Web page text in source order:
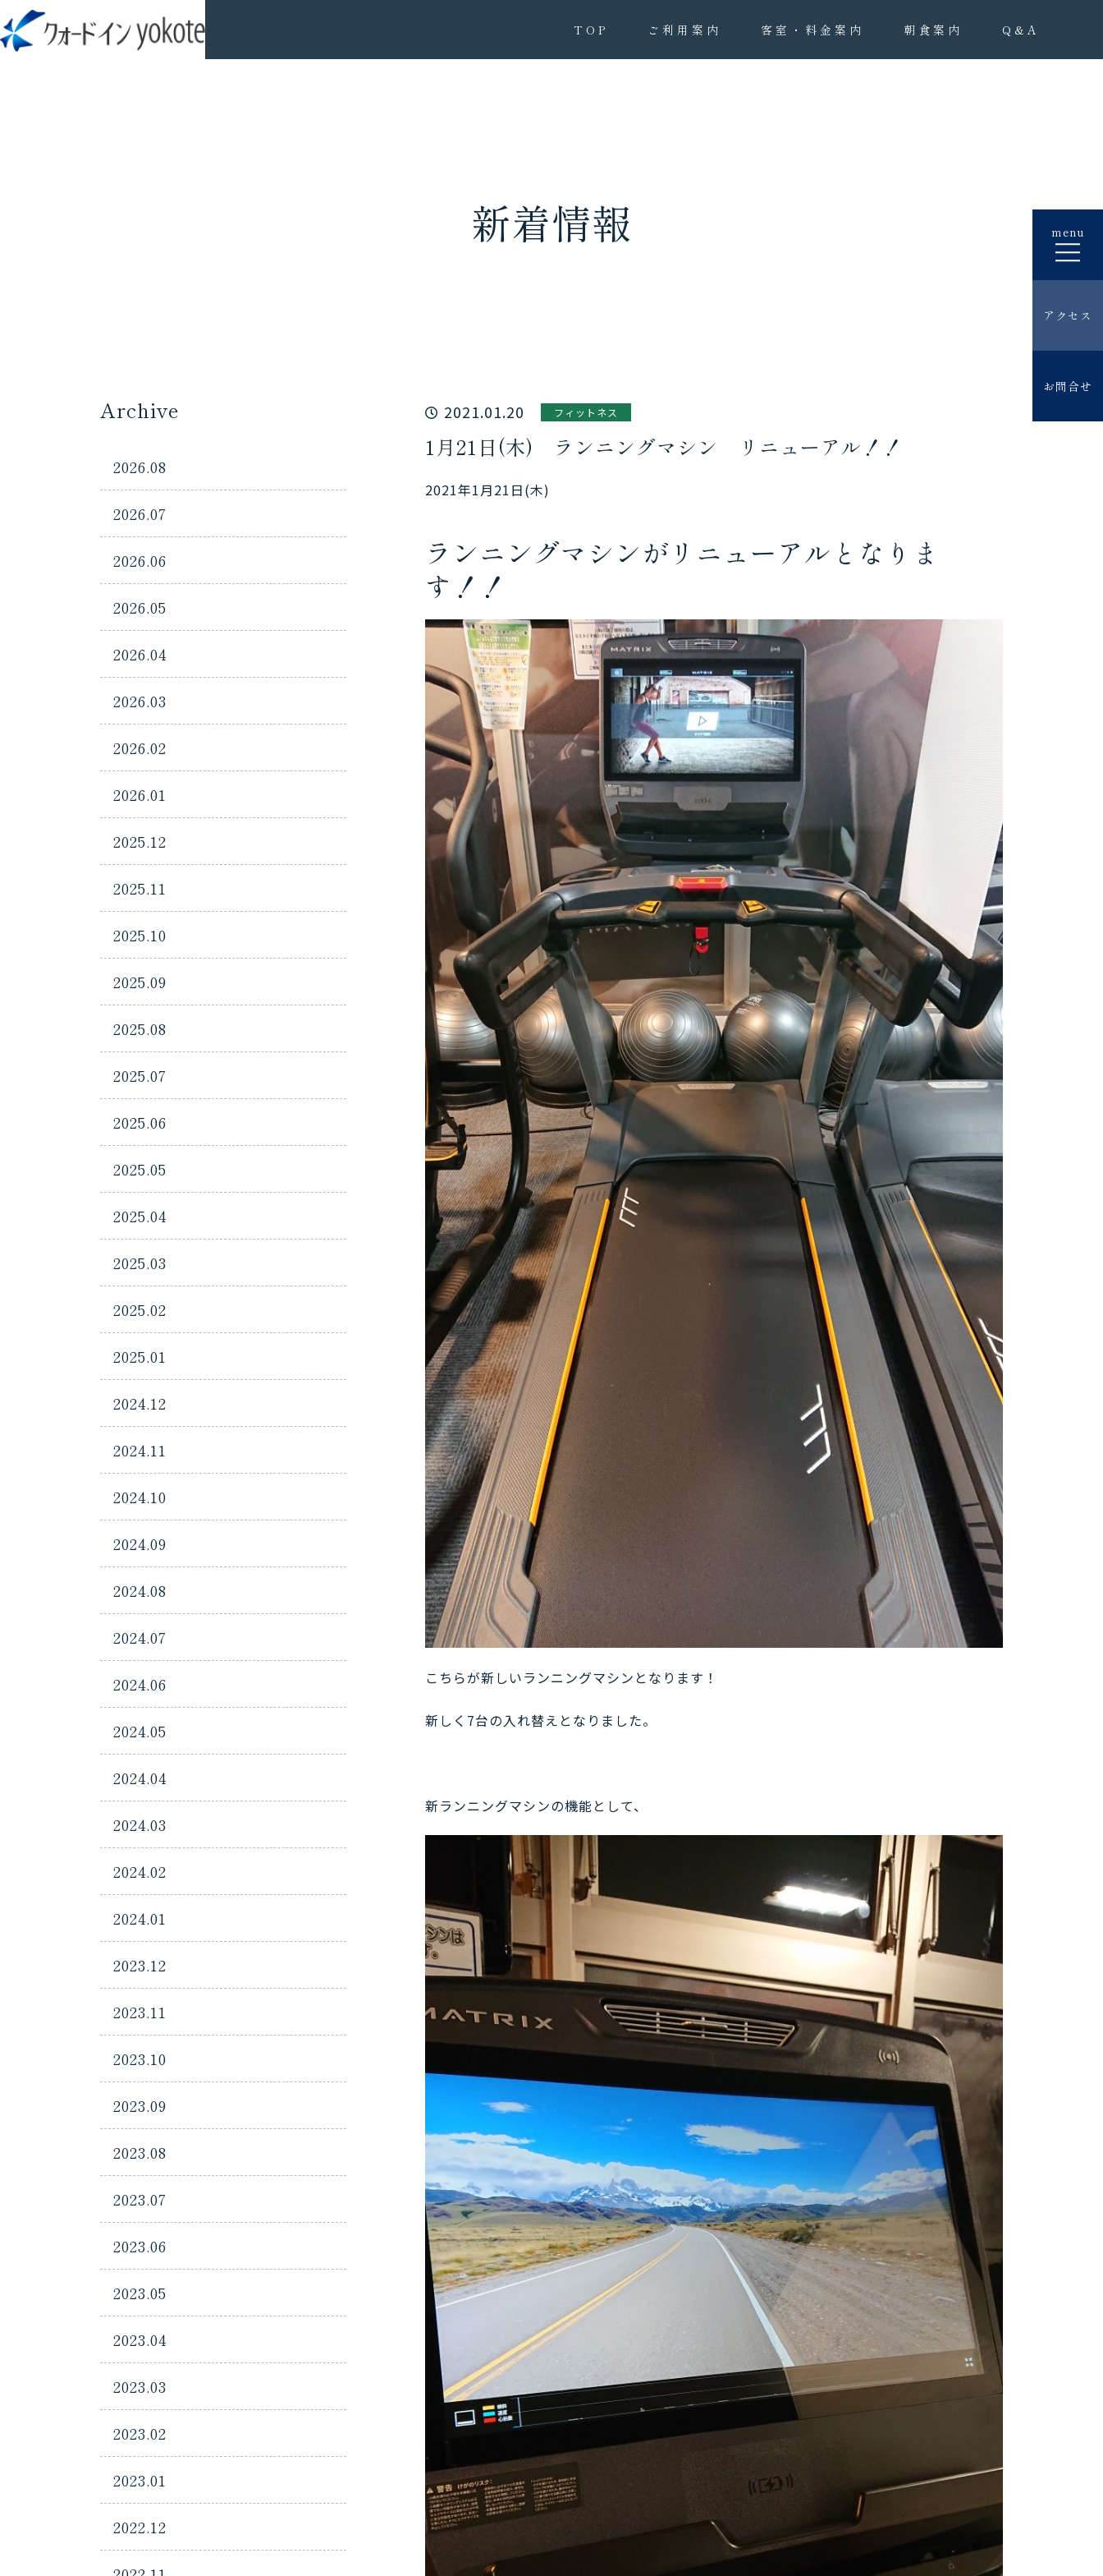
TOP ご利用案内 客室・料金案内 朝食案内 Q&A
menu
アクセス
お問合せ
新着情報
2021.01.20 フィットネス
1月21日(木) ランニングマシン リニューアル！！
2021年1月21日(木)
ランニングマシンがリニューアルとなりま
す！！
こちらが新しいランニングマシンとなります！
新しく7台の入れ替えとなりました。
新ランニングマシンの機能として、
Archive
2026.08
2026.07
2026.06
2026.05
2026.04
2026.03
2026.02
2026.01
2025.12
2025.11
2025.10
2025.09
2025.08
2025.07
2025.06
2025.05
2025.04
2025.03
2025.02
2025.01
2024.12
2024.11
2024.10
2024.09
2024.08
2024.07
2024.06
2024.05
2024.04
2024.03
2024.02
2024.01
2023.12
2023.11
2023.10
2023.09
2023.08
2023.07
2023.06
2023.05
2023.04
2023.03
2023.02
2023.01
2022.12